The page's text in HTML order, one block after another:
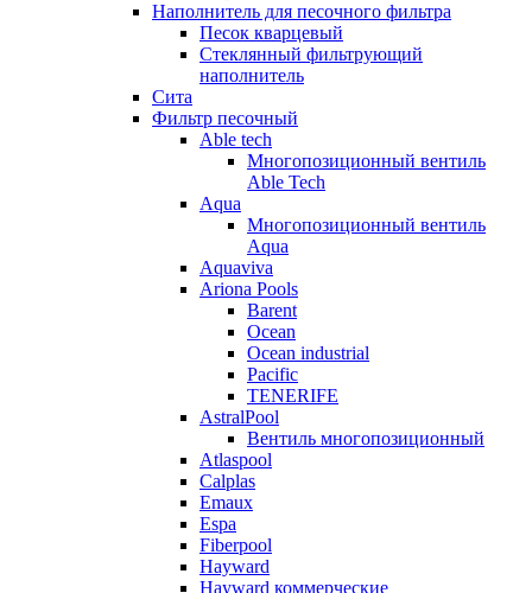
Наполнитель для песочного фильтра
Песок кварцевый
Стеклянный фильтрующий
наполнитель
Сита
Фильтр песочный
Able tech
Многопозиционный вентиль
Able Tech
Aqua
Многопозиционный вентиль
Aqua
Aquaviva
Ariona Pools
Barent
Ocean
Ocean industrial
Pacific
TENERIFE
AstralPool
Вентиль многопозиционный
Atlaspool
Calplas
Emaux
Espa
Fiberpool
Hayward
Hayward коммерческие